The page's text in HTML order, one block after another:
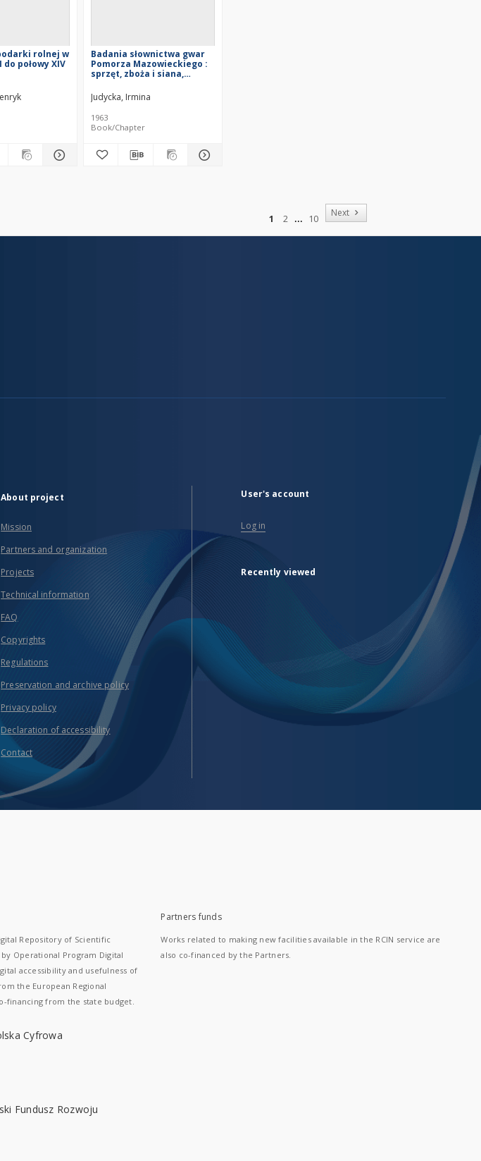
rolnej w
do połowy XIV
Badania słownictwa gwar
Pomorza Mazowieckiego :
sprzęt, zboża i siana,
Judycka, Irmina
1963
Book/Chapter
1 2
10
Next
About project
Mission
Partners and organization
Projects
Technical information
FAQ
Copyrights
Regulations
Preservation and archive policy
Privacy policy
Declaration of accessibility
Contact
User's account
Log in
Recently viewed
Repository of Scientific
Operational Program Digital
accessibility and usefulness of
the European Regional
financing from the state budget.
Partners funds
Works related to making new facilities available in the RCIN service are
also co-financed by the Partners.